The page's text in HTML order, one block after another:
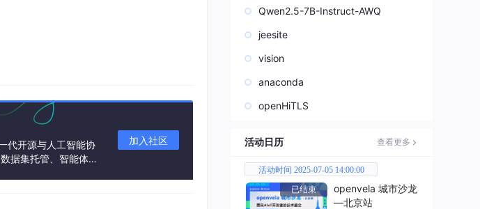
代开源与人工智能协
据集托管、智能体开
加入社区
Qwen2.5-7B-Instruct-AWQ
jeesite
vision
anaconda
openHiTLS
活动日历 查看更多
活动时间 2025-07-05 14:00:00
已结束
openvela 城市沙龙
—北京站